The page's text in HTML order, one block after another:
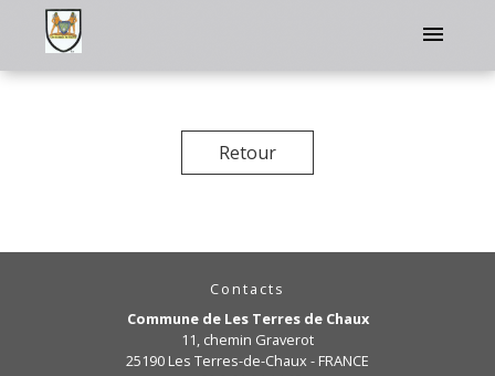
menu
Retour
Contacts
Commune de Les Terres de Chaux
11, chemin Graverot
25190 Les Terres-de-Chaux - FRANCE